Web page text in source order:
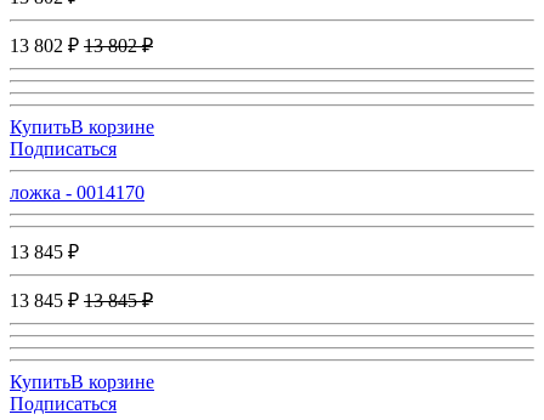
13 802 ₽ 13 802 ₽
КупитьВ корзине
Подписаться
ложка - 0014170
13 845 ₽
13 845 ₽ 13 845 ₽
КупитьВ корзине
Подписаться